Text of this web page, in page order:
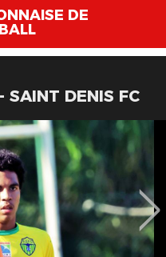
DE
SAINT DENIS FC